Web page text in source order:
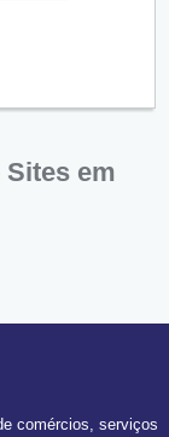
Sites em
comércios, serviços